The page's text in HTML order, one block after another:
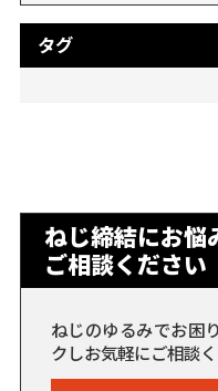
タグ
ねじ締結にお悩
ご相談ください
ねじのゆるみでお困
クしお気軽にご相談く